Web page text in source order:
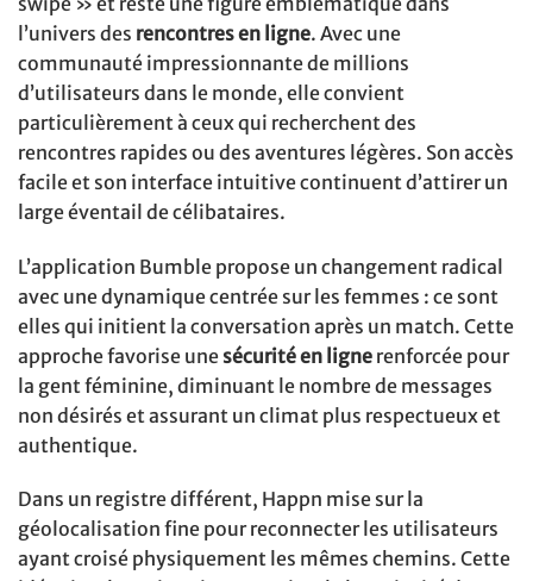
l’univers des rencontres en ligne. Avec une
communauté impressionnante de millions
d’utilisateurs dans le monde, elle convient
particulièrement à ceux qui recherchent des
rencontres rapides ou des aventures légères. Son accès
facile et son interface intuitive continuent d’attirer un
large éventail de célibataires.
L’application Bumble propose un changement radical
avec une dynamique centrée sur les femmes : ce sont
elles qui initient la conversation après un match. Cette
approche favorise une sécurité en ligne renforcée pour
la gent féminine, diminuant le nombre de messages
non désirés et assurant un climat plus respectueux et
authentique.
Dans un registre différent, Happn mise sur la
géolocalisation fine pour reconnecter les utilisateurs
ayant croisé physiquement les mêmes chemins. Cette